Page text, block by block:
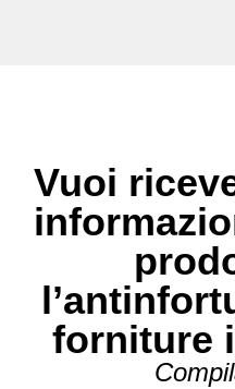
Vuoi
forniture